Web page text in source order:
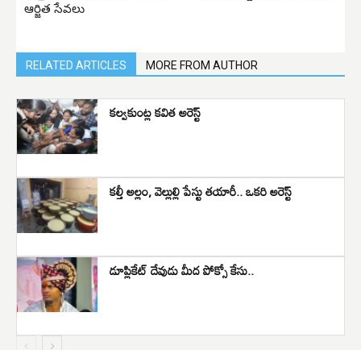
ఆర్జిత సేవలు
RELATED ARTICLES MORE FROM AUTHOR
కల్వకుంట్ల కవిత అరెస్ట్
కల్తీ అల్లం, వెల్లుల్లి పేస్టు తయారీ.. ఒకరి అరెస్ట్
డూప్లికేట్ దేవుడు మీద పోక్సో కేసు..